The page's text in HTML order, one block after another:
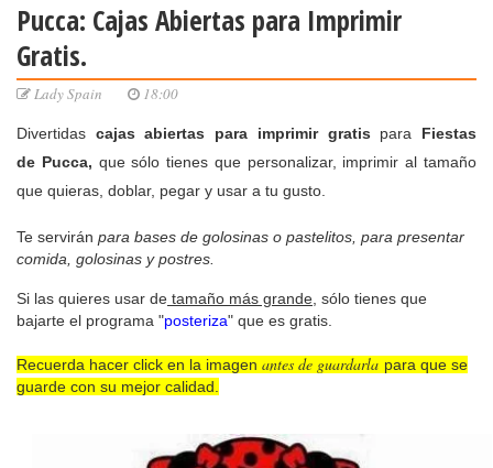
Pucca: Cajas Abiertas para Imprimir
Gratis.
Lady Spain 18:00
Divertidas cajas abiertas para imprimir gratis para
Fiestas
de Pucca, que sólo tienes que personalizar, imprimir al tamaño
que quieras, doblar, pegar y usar a tu gusto.
Te servirán para bases de golosinas o pastelitos, para presentar
comida, golosinas y postres.
Si las quieres usar de tamaño más grande , sólo tienes que
bajarte el programa "posteriza" que es gratis.
Recuerda hacer click en la imagen antes de guardarla para que se
guarde con su mejor calidad.